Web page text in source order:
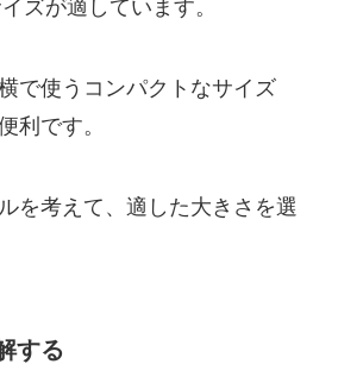
ズが適しています。
で使うコンパクトなサイズ
利です。
を考えて、適した大きさを選
する